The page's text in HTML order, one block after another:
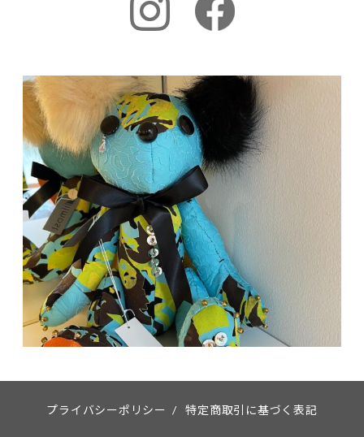
プライバシーポリシー / 特定商取引に基づく表記